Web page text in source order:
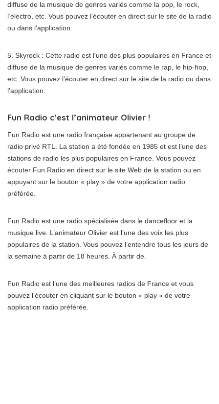
diffuse de la musique de genres variés comme la pop, le rock,
l’électro, etc. Vous pouvez l’écouter en direct sur le site de la radio
ou dans l’application.
5. Skyrock : Cette radio est l’une des plus populaires en France et
diffuse de la musique de genres variés comme le rap, le hip-hop,
etc. Vous pouvez l’écouter en direct sur le site de la radio ou dans
l’application.
Fun Radio c’est l’animateur Olivier !
Fun Radio est une radio française appartenant au groupe de
radio privé RTL. La station a été fondée en 1985 et est l’une des
stations de radio les plus populaires en France. Vous pouvez
écouter Fun Radio en direct sur le site Web de la station ou en
appuyant sur le bouton « play » de votre application radio
préférée.
Fun Radio est une radio spécialisée dans le dancefloor et la
musique live. L’animateur Olivier est l’une des voix les plus
populaires de la station. Vous pouvez l’entendre tous les jours de
la semaine à partir de 18 heures. À partir de.
Fun Radio est l’une des meilleures radios de France et vous
pouvez l’écouter en cliquant sur le bouton « play » de votre
application radio préférée.